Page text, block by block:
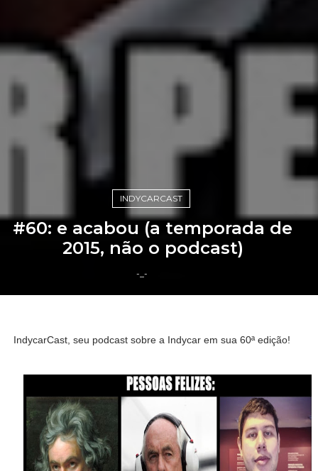
INDYCARCAST
#60: e acabou (a temporada de
2015, não o podcast)
-_-
IndycarCast, seu podcast sobre a Indycar em sua 60ª edição!